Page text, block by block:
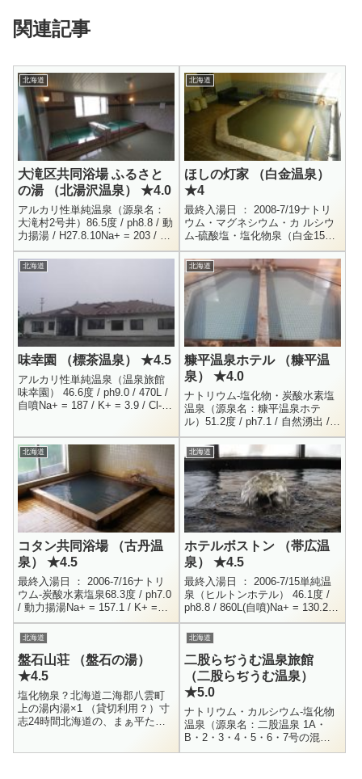
関連記事
北海道
大滝区共同浴場 ふるさと
の湯 （北湯沢温泉） ★4.0
アルカリ性単純温泉（源泉名：
大滝村2号井）86.5度 / ph8.8 / 動
力揚湯 / H27.8.10Na+ = 203 / K+
= 7.6 / Ca+ = 32.1 / Mg...
北海道
ほしの灯家 （白金温泉）
★4
最終入湯日 ： 2008-7/19ナトリ
ウム・マグネシウム・カ ルシウ
ム-硫酸塩・塩化物泉（白金15号
井・19号井混合泉）46.5度 /
ph6.6 / 動力 / H12.3.2N...
北海道
味幸園 （標茶温泉） ★4.5
アルカリ性単純温泉（温泉旅館
味幸園） 46.6度 / ph9.0 / 470L /
自噴Na+ = 187 / K+ = 3.9 / Cl- =
北海道
糠平温泉ホテル （糠平温
泉） ★4.0
ナトリウム-塩化物・炭酸水素塩
温泉（源泉名：糠平温泉ホテ
ル）51.2度 / ph7.1 / 自然湧出 /
H24.5.22Na+ = 245.5 / K+ = 9.6
/ Ca+ ...
北海道
コタン共同浴場 （古丹温
泉） ★4.5
最終入湯日 ： 2006-7/16ナトリ
ウム-炭酸水素塩泉68.3度 / ph7.0
/ 動力揚湯Na+ = 157.1 / K+ =
6.8 / Ca++ = 21.9 / Mg...
北海道
ホテルボストン （帯広温
泉） ★4.5
最終入湯日 ： 2006-7/15単純温
泉（ヒルトンホテル） 46.1度 /
ph8.8 / 860L(自噴)Na+ = 130.2 /
K+ = 2.2 / Ca++ = 2.3...
北海道
盤石山荘 （盤石の湯）
★4.5
塩化物泉？北海道二海郡八雲町
上の湯内湯×1 （貸切利用？）寸
志24時間北海道の、まぁ平たく
北海道
二股らぢうむ温泉旅館
（二股らぢうむ温泉）
★5.0
ナトリウム・カルシウム-塩化物
温泉（源泉名：二股温泉 1A・
B・2・3・4・5・6・7号の混
合）44.3度 / ph7.1 / 動力揚湯 /